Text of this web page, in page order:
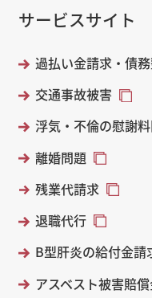
サービスサイト
過払い金請求・債
交通事故被害
浮気・不倫の慰謝
離婚問題
残業代請求
退職代行
B型肝炎の給付金請
アスベスト被害賠